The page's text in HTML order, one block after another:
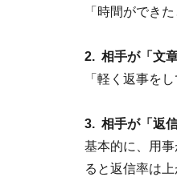
「時間ができ
2. 相手が「文
「軽く返事を
3. 相手が「返
基本的に、用
ると返信率は